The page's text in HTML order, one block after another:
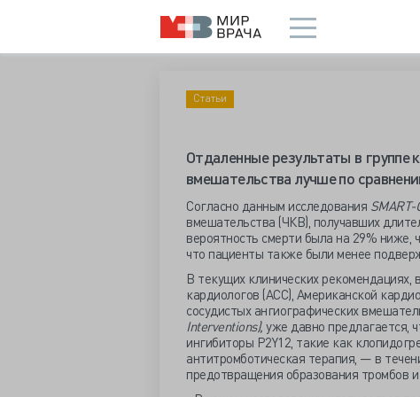
Статьи
Отдаленные результаты в группе
вмешательства лучше по
Согласно данным исследования SMART-
вмешательства (ЧКВ), получавших
вероятность смерти была на 29% ниже,
что пациенты также были менее
В текущих клинических
кардиологов (ACC), Американской
сосудистых ангиографических
Interventions), уже давно предлагается,
ингибиторы P2Y12, такие как
антитромботическая терапия, — в
предотвращения образования тромбов